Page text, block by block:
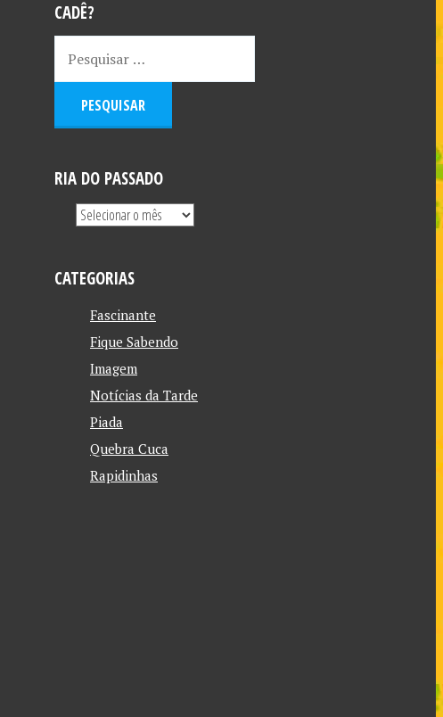
CADÊ?
RIA DO PASSADO
CATEGORIAS
Fascinante
Fique Sabendo
Imagem
Notícias da Tarde
Piada
Quebra Cuca
Rapidinhas